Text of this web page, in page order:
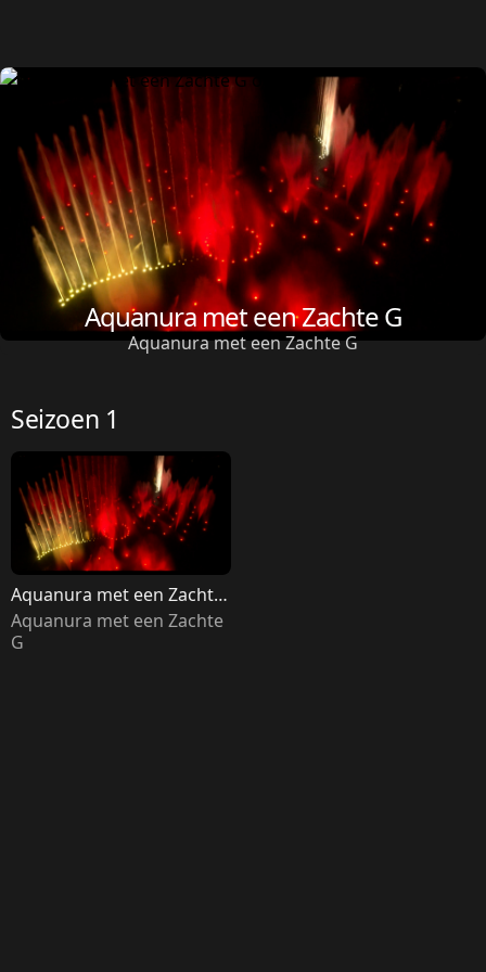
Aquanura met een Zachte G
Aquanura met een Zachte G
Seizoen 1
Aquanura met een Zachte
G
Aquanura met een Zachte
G